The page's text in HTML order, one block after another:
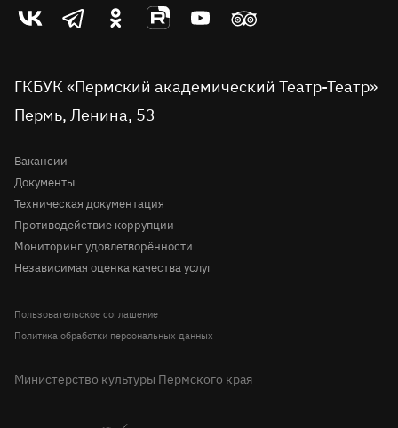
Подарочные сертификаты
Доступная среда
Правила посещения театра
Сцена-Молот
Молодёжная сцена
История
Проекты
Театр-
вконтакте
Театр-
театр
telegram
Театр-
театр
однокласниках
Театр-
театр
rutube
Театр-Театр-
театр
Tripadvisor
ГКБУК «Пермский академический Театр-Театр»
Пермь, Ленина, 53
Вакансии
Документы
Техническая документация
Противодействие коррупции
Мониторинг удовлетворённости
Независимая оценка качества услуг
Пользовательское соглашение
Политика обработки персональных данных
Министерство культуры Пермского края